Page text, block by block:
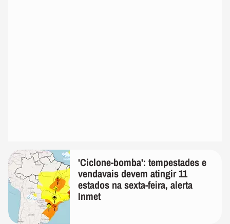
'Ciclone-bomba': tempestades e
vendavais devem atingir 11
estados na sexta-feira, alerta
Inmet